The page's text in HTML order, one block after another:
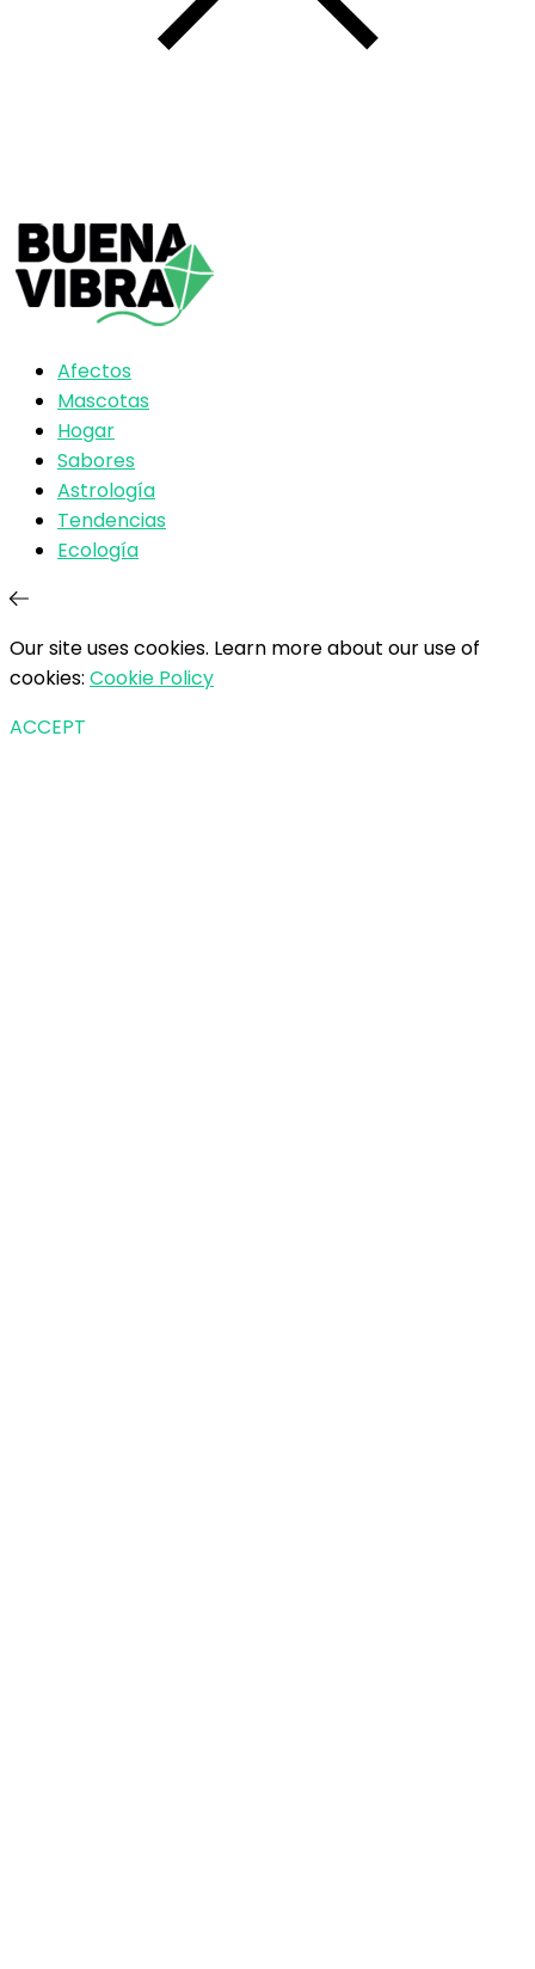
Afectos
Mascotas
Hogar
Sabores
Astrología
Tendencias
Ecología
Our site uses cookies. Learn more about our use of
cookies: Cookie Policy
ACCEPT